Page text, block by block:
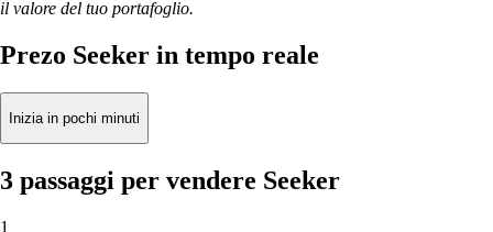
il valore del tuo portafoglio.
Prezo Seeker in tempo reale
Inizia in pochi minuti
3 passaggi per vendere Seeker
1